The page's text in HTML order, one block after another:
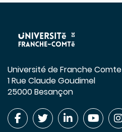
Université de Franche Comte
1 Rue Claude Goudimel
25000 Besançon